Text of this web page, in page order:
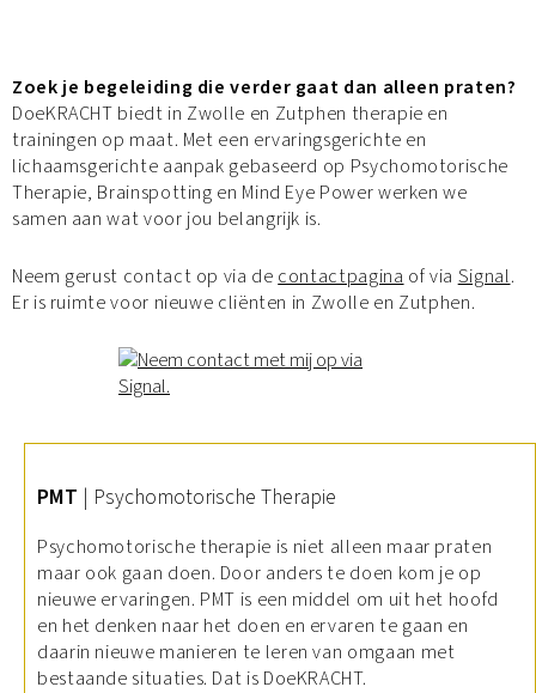
Zoek je begeleiding die verder gaat dan alleen praten?
DoeKRACHT biedt in Zwolle en Zutphen therapie en
trainingen op maat. Met een ervaringsgerichte en
lichaamsgerichte aanpak gebaseerd op Psychomotorische
Therapie, Brainspotting en Mind Eye Power werken we
samen aan wat voor jou belangrijk is.
Neem gerust contact op via de contactpagina of via Signal.
Er is ruimte voor nieuwe cliënten in Zwolle en Zutphen.
PMT | Psychomotorische Therapie
Psychomotorische therapie is niet alleen maar praten
maar ook gaan doen. Door anders te doen kom je op
nieuwe ervaringen. PMT is een middel om uit het hoofd
en het denken naar het doen en ervaren te gaan en
daarin nieuwe manieren te leren van omgaan met
bestaande situaties. Dat is DoeKRACHT.